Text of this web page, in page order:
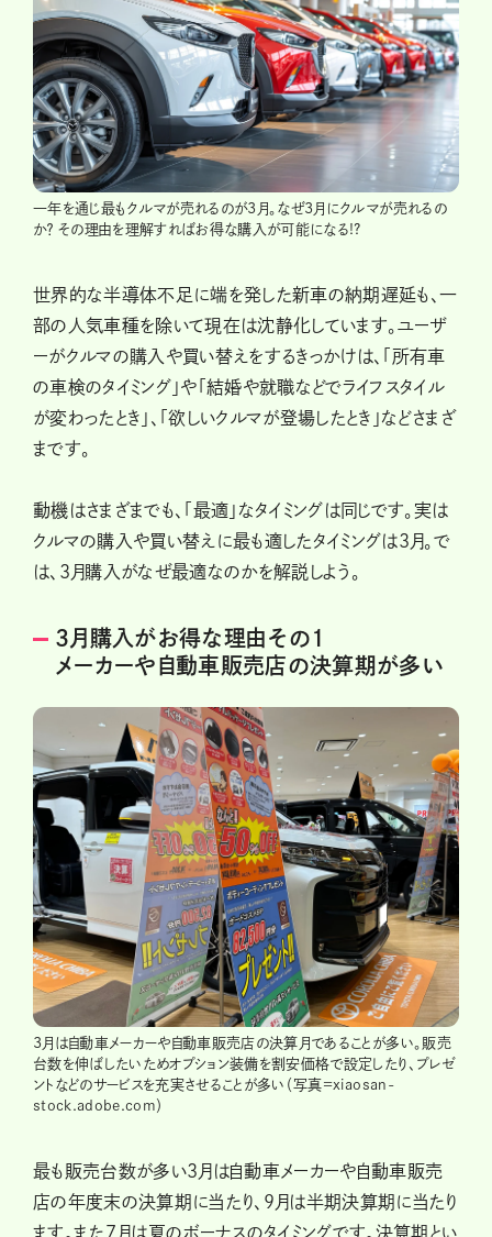
一年を通じ最もクルマが売れるのが3月。なぜ3月にクルマが売れるの
か？ その理由を理解すればお得な購入が可能になる!?
世界的な半導体不足に端を発した新車の納期遅延も、一
部の人気車種を除いて現在は沈静化しています。ユーザ
ーがクルマの購入や買い替えをするきっかけは、「所有車
の車検のタイミング」や「結婚や就職などでライフスタイル
が変わったとき」、「欲しいクルマが登場したとき」などさまざ
まです。
動機はさまざまでも、「最適」なタイミングは同じです。実は
クルマの購入や買い替えに最も適したタイミングは3月。で
は、3月購入がなぜ最適なのかを解説しよう。
3月購入がお得な理由その1
メーカーや自動車販売店の決算期が多い
3月は自動車メーカーや自動車販売店の決算月であることが多い。販売
台数を伸ばしたいためオプション装備を割安価格で設定したり、プレゼ
ントなどのサービスを充実させることが多い（写真=xiaosan-
stock.adobe.com）
最も販売台数が多い3月は自動車メーカーや自動車販売
店の年度末の決算期に当たり、9月は半期決算期に当たり
ます。また7月は夏のボーナスのタイミングです。決算期とい